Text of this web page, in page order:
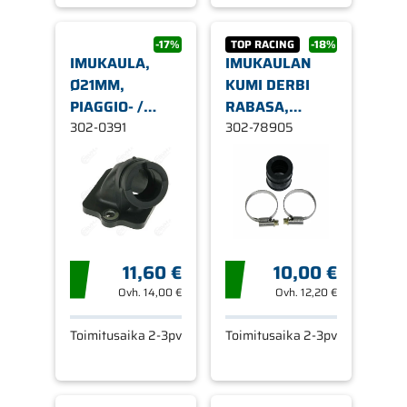
-17%
IMUKAULA,
Ø21MM,
PIAGGIO- /
GILERA- /
SKOOTTERIT
ILMA/NESTE
302-0391
11,60 €
Ovh. 14,00 €
Toimitusaika 2-3pv
TOP RACING -18%
IMUKAULAN
KUMI DERBI
RABASA,
MINARELLI
AM6, PEUGEOT
302-78905
10,00 €
Ovh.12,20 €
Toimitusaika 2-3pv